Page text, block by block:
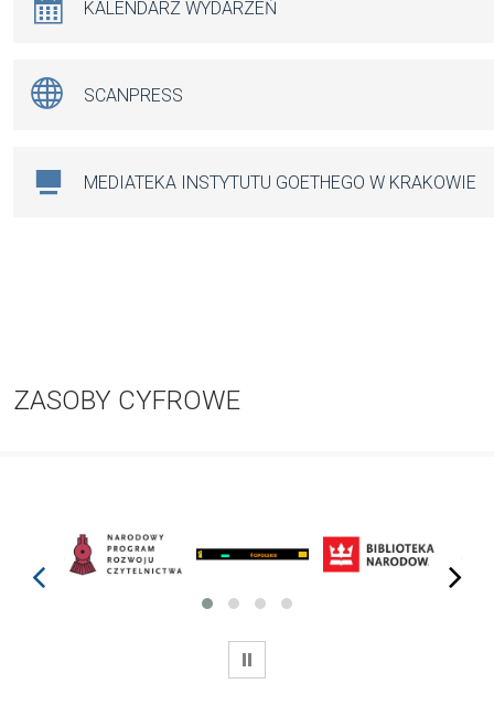
KALENDARZ WYDARZEŃ
SCANPRESS
MEDIATEKA INSTYTUTU GOETHEGO W KRAKOWIE
ZASOBY CYFROWE
prev next
WSTRZYMAJ